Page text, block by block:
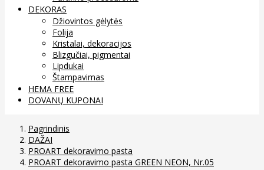
DEKORAS
Džiovintos gėlytės
Folija
Kristalai, dekoracijos
Blizgučiai, pigmentai
Lipdukai
Štampavimas
HEMA FREE
DOVANŲ KUPONAI
Pagrindinis
DAŽAI
PROART dekoravimo pasta
PROART dekoravimo pasta GREEN NEON, Nr.05